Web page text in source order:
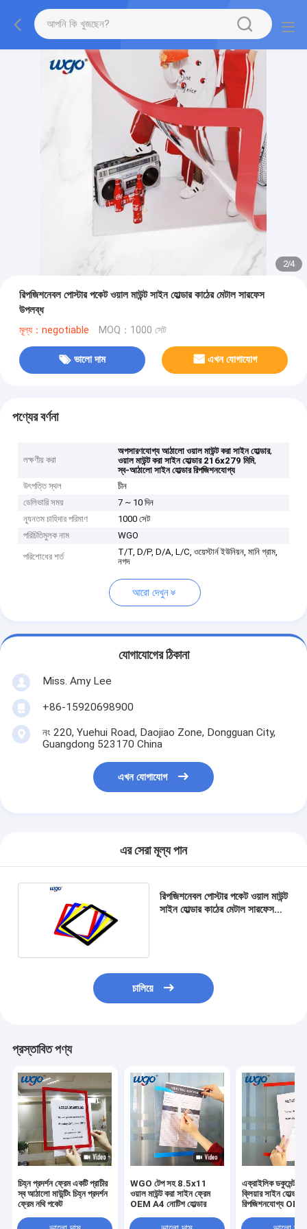
2/4
রিপজিশনেবল পোস্টার পকেট ওয়াল মাউন্ট সাইন হোল্ডার কাঠের মেটাল সারফেস
উপলব্ধ
মূল্য：negotiable MOQ：1000 সেট
ভালো দাম এখন যোগাযোগ
পণ্যের বর্ণনা
লক্ষণীয় করা
অপসারণযোগ্য আঠালো ওয়াল মাউন্ট করা সাইন হোল্ডার,
ওয়াল মাউন্ট করা সাইন হোল্ডার 216x279 মিমি,
স্ব-আঠালো সাইন হোল্ডার রিপজিশনযোগ্য
উৎপত্তি স্থল
চীন
ডেলিভারি সময়
7 ~ 10 দিন
ন্যূনতম চাহিদার পরিমাণ
1000 সেট
পরিচিতিমুলক নাম
WGO
পরিশোধের শর্ত
T/T, D/P, D/A, L/C, ওয়েস্টার্ন ইউনিয়ন, মানি গ্রাম,
নগদ
আরো দেখুন
যোগাযোগের ঠিকানা
Miss. Amy Lee
+86-15920698900
নং 220, Yuehui Road, Daojiao Zone, Dongguan City,
Guangdong 523170 China
এখন যোগাযোগ
এর সেরা মূল্য পান
রিপজিশনেবল পোস্টার পকেট ওয়াল মাউন্ট
সাইন হোল্ডার কাঠের মেটাল সারফেস
চালিয়ে
প্রস্তাবিত পণ্য
চিহ্ন প্রদর্শন ফ্রেম একটি প্রাচীর
স্ব আঠালো মাউন্টিং চিহ্ন প্রদর্শন
ফ্রেম নথি পকেট
WGO টেপ সহ 8.5x11
ওয়াল মাউন্ট করা সাইন ফ্রেম
OEM A4 নোটিশ হোল্ডার
এক্রাইলিক ডকুমেন্ট
ক্লিয়ার সাইন হোল্ডার
রিপজিশনযোগ্য